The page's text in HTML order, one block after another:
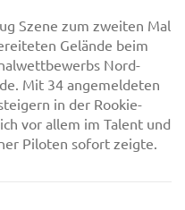
Szene zum zweiten Mal
Gelände beim
Nord-
Mit 34 angemeldeten
in der Rookie-
vor allem im Talent und
Piloten sofort zeigte.